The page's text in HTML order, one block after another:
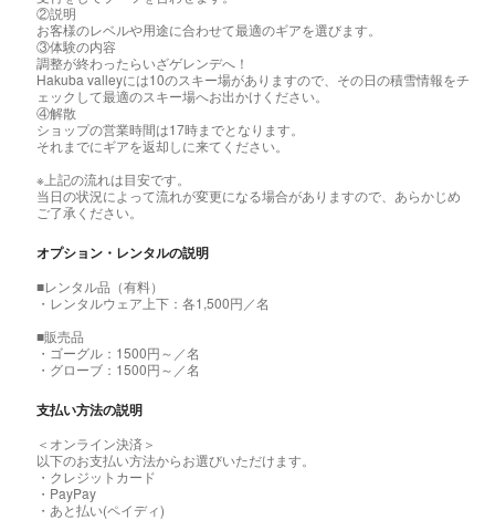
②説明
お客様のレベルや用途に合わせて最適のギアを選びます。
③体験の内容
調整が終わったらいざゲレンデへ！
Hakuba valleyには10のスキー場がありますので、その日の積雪情報をチ
ェックして最適のスキー場へお出かけください。
④解散
ショップの営業時間は17時までとなります。
それまでにギアを返却しに来てください。
※上記の流れは目安です。
当日の状況によって流れが変更になる場合がありますので、あらかじめ
ご了承ください。
オプション・レンタルの説明
■レンタル品（有料）
・レンタルウェア上下：各1,500円／名
■販売品
・ゴーグル：1500円～／名
・グローブ：1500円～／名
支払い方法の説明
＜オンライン決済＞
以下のお支払い方法からお選びいただけます。
・クレジットカード
・PayPay
・あと払い(ペイディ)